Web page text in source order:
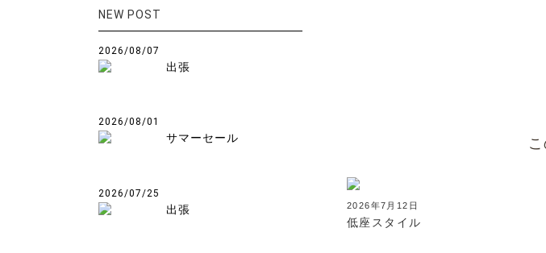
2026年7月12日
低座スタイル
NEW POST
2026/08/07
出張
2026/08/01
サマーセール
2026/07/25
出張